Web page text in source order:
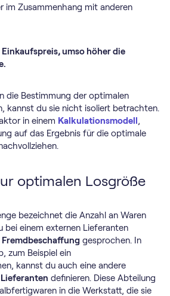
im Zusammenhang mit anderen
Einkaufspreis, umso höher die
die Bestimmung der optimalen
kannst du sie nicht isoliert betrachten.
in einem Kalkulationsmodell ,
auf das Ergebnis für die optimale
optimalen Losgröße
bezeichnet die Anzahl an Waren
bei einem externen Lieferanten
Fremdbeschaffung gesprochen. In
zum Beispiel ein
kannst du auch eine andere
definieren. Diese Abteilung
in die Werkstatt, die sie